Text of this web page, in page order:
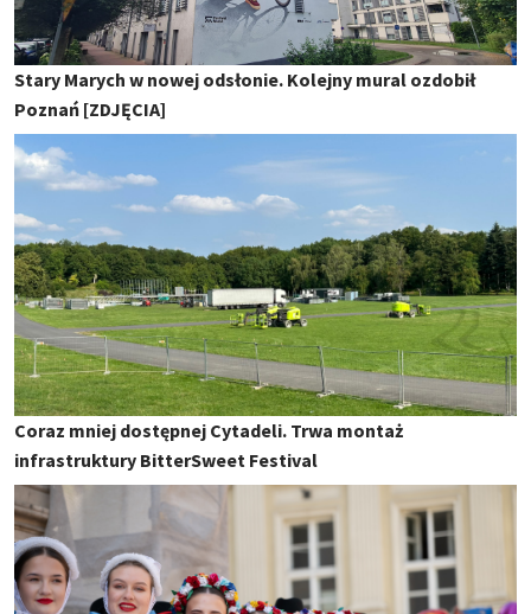
Stary Marych w nowej odsłonie. Kolejny mural ozdobił
Poznań [ZDJĘCIA]
Coraz mniej dostępnej Cytadeli. Trwa montaż
infrastruktury BitterSweet Festival